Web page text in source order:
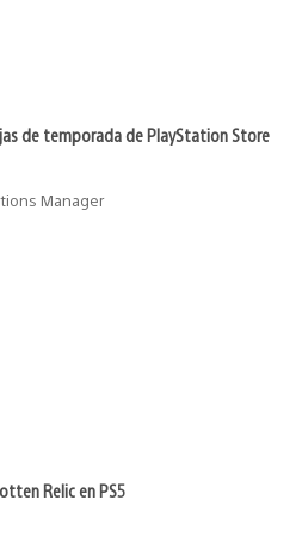
de temporada de PlayStation Store
Manager
Relic en PS5